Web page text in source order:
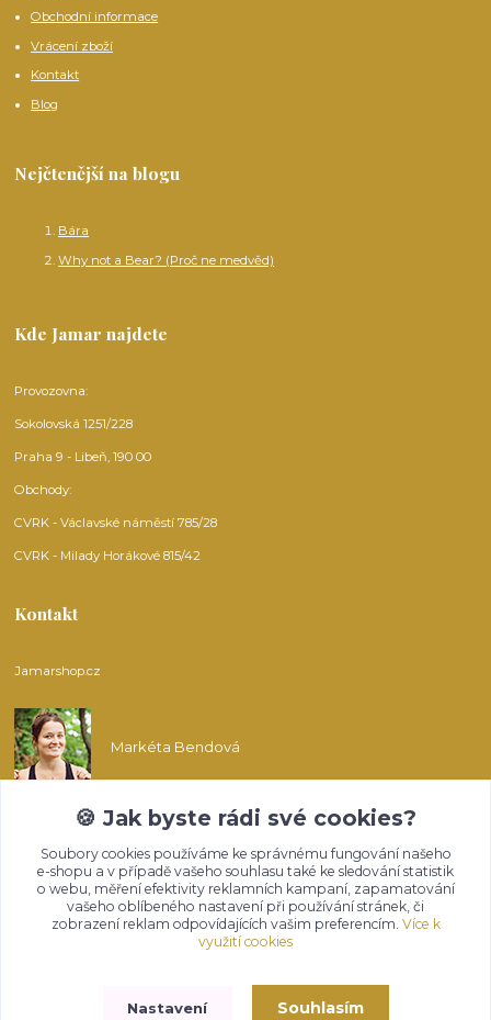
Obchodní informace
Vrácení zboží
Kontakt
Blog
Nejčtenější na blogu
Bára
Why not a Bear? (Proč ne medvěd)
Kde Jamar najdete
Provozovna:
Sokolovská 1251/228
Praha 9 - Libeň, 190 00
Obchody:
CVRK - Václavské náměstí 785/28
CVRK - Milady Horákové 815/42
Kontakt
Jamarshop.cz
Markéta Bendová
info@jamarshop.cz
🍪 Jak byste rádi své cookies?
Soubory cookies používáme ke správnému fungování našeho
e-shopu a v případě vašeho souhlasu také ke sledování statistik
o webu, měření efektivity reklamních kampaní, zapamatování
vašeho oblíbeného nastavení při používání stránek, či
zobrazení reklam odpovídajících vašim preferencím. Více k
využití cookies
Nastavení Souhlasím